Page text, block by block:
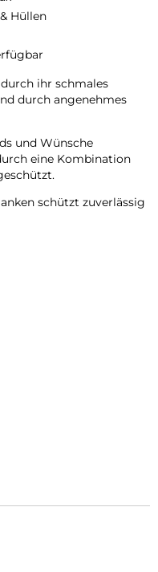
Hüllen
durch ihr schmales
durch angenehmes
und Wünsche
eine Kombination
schützt zuverlässig
ihr Smartphone die
bleiben voll zugänglich.
Material und
in den Ecken.